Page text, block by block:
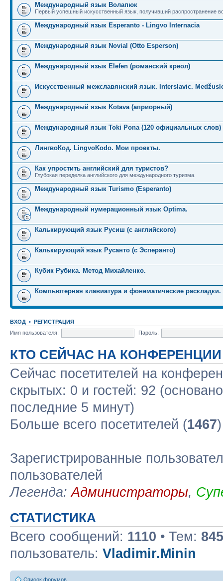
Международный язык Волапюк
Первый успешный искусственный язык, получивший распространение
Международный язык Esperanto - Lingvo Internacia
Международный язык Novial (Otto Esperson)
Международный язык Elefen (романский креол)
Искусственный межславянский язык. Interslavic.
Международный язык Kotava (априорный)
Международный язык Toki Pona (120 официальных слов)
ЛингвоКод. LingvoKodo. Мои проекты.
Как упростить английский для туристов?
Глубокая переделка английского для международного туризма.
Международный язык Turismo (Esperanto)
Международный нумерационный язык Optima.
Калькирующий язык Русиш (с английского)
Калькирующий язык Русанто (с Эсперанто)
Кубик Рубика. Метод Михайленко.
Компьютерная клавиатура и фонематические раскладки.
ВХОД • РЕГИСТРАЦИЯ
Имя пользователя:
Пароль:
КТО СЕЙЧАС НА КОНФЕРЕНЦИИ
Сейчас посетителей на
скрытых: 0 и гостей: 92
последние 5 минут)
Больше всего посетителей (1467
Зарегистрированные
пользователей
Легенда:Администраторы,
СТАТИСТИКА
Всего сообщений: 1110 • Тем: 845
пользователь: Vladimir.Minin
Список форумов